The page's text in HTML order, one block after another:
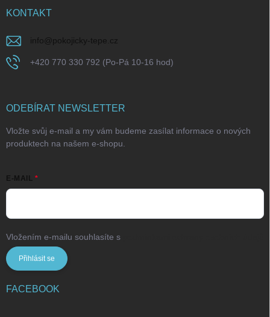
KONTAKT
info@pokojicky-tepe.cz
+420 770 330 792 (Po-Pá 10-16 hod)
ODEBÍRAT NEWSLETTER
Vložte svůj e-mail a my vám budeme zasílat informace o nových
produktech na našem e-shopu.
E-MAIL
Vložením e-mailu souhlasíte s
Přihlásit se
FACEBOOK